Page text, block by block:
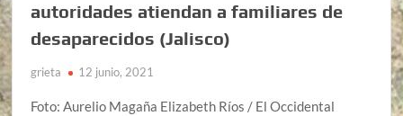
autoridades atiendan a familiares de
desaparecidos (Jalisco)
grieta 12 junio, 2021
Foto: Aurelio Magaña Elizabeth Ríos / El Occidental